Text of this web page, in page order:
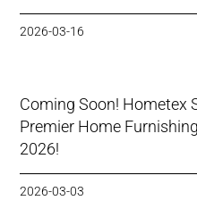
2026-03-16
Coming Soon! Hometex
Premier Home
2026!
2026-03-03